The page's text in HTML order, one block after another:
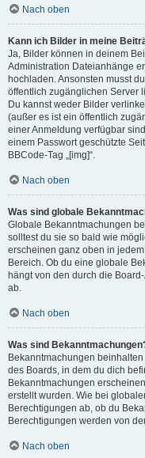
Nach oben
Kann ich Bilder in meine
Ja, Bilder können in deinem
Administration Dateianhänge
hochladen. Ansonsten musst
öffentlich zugänglichen Server
Du kannst weder Bilder
(außer es ist ein öffentlich
einer Anmeldung verfügbar
einem Passwort geschützte
BBCode-Tag „[img]“.
Nach oben
Was sind globale
Globale Bekanntmachungen
solltest du sie so bald wie
erscheinen ganz oben in
Bereich. Ob du eine globale
hängt von den durch die
ab.
Nach oben
Was sind
Bekanntmachungen
des Boards, in dem du dich
Bekanntmachungen
erstellt wurden. Wie bei
Berechtigungen ab, ob du
Berechtigungen werden von
Nach oben